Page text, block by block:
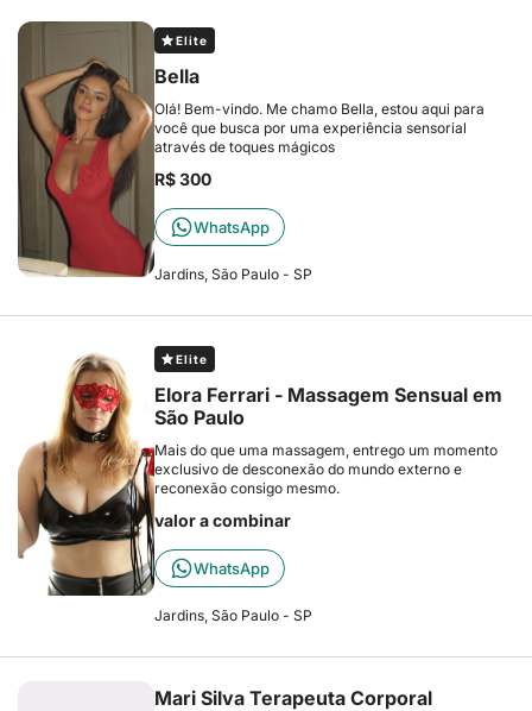
Elite
Bella
Olá! Bem-vindo. Me chamo Bella, estou aqui para
você que busca por uma experiência sensorial
através de toques mágicos
R$ 300
WhatsApp
Jardins, São Paulo - SP
Elite
Elora Ferrari - Massagem Sensual em
São Paulo
Mais do que uma massagem, entrego um momento
exclusivo de desconexão do mundo externo e
reconexão consigo mesmo.
valor a combinar
WhatsApp
Jardins, São Paulo - SP
Mari Silva Terapeuta Corporal